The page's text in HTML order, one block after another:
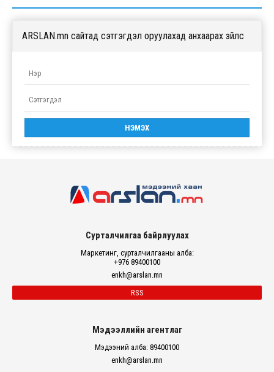
ARSLAN.mn сайтад сэтгэгдэл оруулахад анхаарах зүйлс
Сурталчилгаа байрлуулах
Маркетинг, сурталчилгааны алба:
+976 89400100
enkh@arslan.mn
RSS
Мэдээллийн агентлаг
Мэдээний алба: 89400100
enkh@arslan.mn